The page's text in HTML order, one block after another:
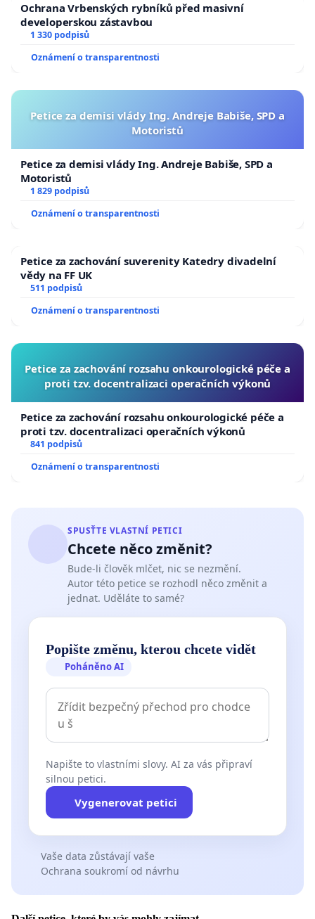
Ochrana Vrbenských rybníků před masivní
developerskou zástavbou
1 330 podpisů
Oznámení o transparentnosti
Petice za demisi vlády Ing. Andreje Babiše, SPD a
Motoristů
Petice za demisi vlády Ing. Andreje Babiše, SPD a
Motoristů
1 829 podpisů
Oznámení o transparentnosti
Petice za zachování suverenity Katedry divadelní
vědy na FF UK
511 podpisů
Oznámení o transparentnosti
Petice za zachování rozsahu onkourologické péče a
proti tzv. docentralizaci operačních výkonů
Petice za zachování rozsahu onkourologické péče a
proti tzv. docentralizaci operačních výkonů
841 podpisů
Oznámení o transparentnosti
SPUSŤTE VLASTNÍ PETICI
Chcete něco změnit?
Bude-li člověk mlčet, nic se nezmění.
Autor této petice se rozhodl něco změnit a
jednat. Uděláte to samé?
Popište změnu, kterou chcete vidět
Poháněno AI
Napište to vlastními slovy. AI za vás připraví
silnou petici.
Vygenerovat petici
Vaše data zůstávají vaše
Ochrana soukromí od návrhu